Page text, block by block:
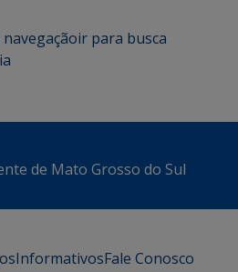
ir para busca
de Mato Grosso do Sul
InformativosFale Conosco